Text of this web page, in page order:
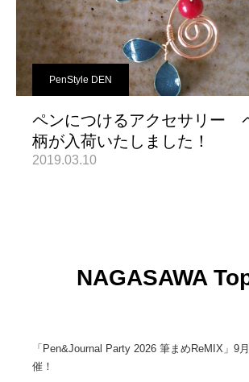
PenStyle DEN
ペンにつけるアクセサリー
柄が入荷いたしました！
2019.03.10
NAGASAWA
「Pen&Journal Party 2026 筆まめReMIX」9
催！